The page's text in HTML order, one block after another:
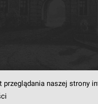
naszej strony